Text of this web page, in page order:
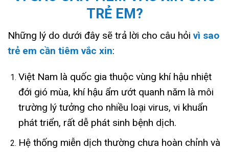
TRẺ EM?
Những lý do dưới đây sẽ trả lời cho câu hỏivì sao
trẻ em cần tiêm vắc xin:
Việt Nam là quốc gia thuộc vùng khí hậu nhiệt
đới gió mùa, khí hậu ẩm ướt quanh năm là môi
trường lý tưởng cho nhiều loại virus, vi khuẩn
phát triển, rất dễ phát sinh bệnh dịch.
Hệ thống miễn dịch thường chưa hoàn chỉnh và